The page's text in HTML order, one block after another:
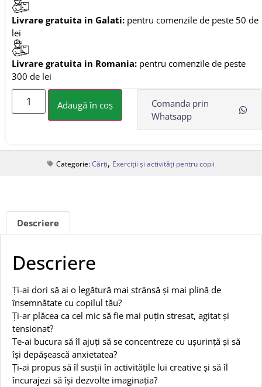
Livrare gratuita in Galati: pentru comenzile de peste 50 de
lei
Livrare gratuita in Romania: pentru comenzile de peste
300 de lei
Adaugă în coș
Comanda prin
Whatsapp
Categorie:Cărți, Exerciții și activități pentru copii
Descriere
Descriere
Ți-ai dori să ai o legătură mai strânsă și mai plină de
însemnătate cu copilul tău?
Ți-ar plăcea ca cel mic să fie mai puțin stresat, agitat și
tensionat?
Te-ai bucura să îl ajuți să se concentreze cu ușurință și să
își depășească anxietatea?
Ți-ai propus să îl susții în activitățile lui creative și să îl
încurajezi să își dezvolte imaginația?